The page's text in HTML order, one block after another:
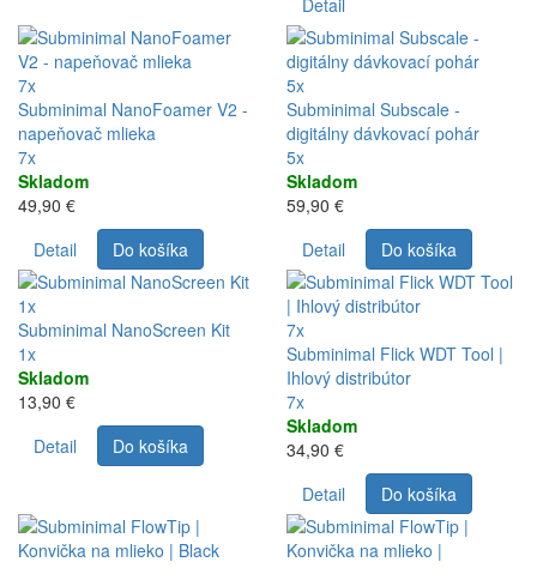
7x
Subminimal NanoFoamer V2 -
napeňovač mlieka
7x
Skladom
49,90 €
Detail
Do košíka
5x
Subminimal Subscale -
digitálny dávkovací pohár
5x
Skladom
59,90 €
Detail
Do košíka
1x
Subminimal NanoScreen Kit
1x
Skladom
13,90 €
Detail
Do košíka
7x
Subminimal Flick WDT Tool |
Ihlový distribútor
7x
Skladom
34,90 €
Detail
Do košíka